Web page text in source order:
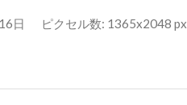
日 ピクセル数: 1365x2048 px